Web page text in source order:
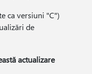
ca versiuni "C")
de
actualizare